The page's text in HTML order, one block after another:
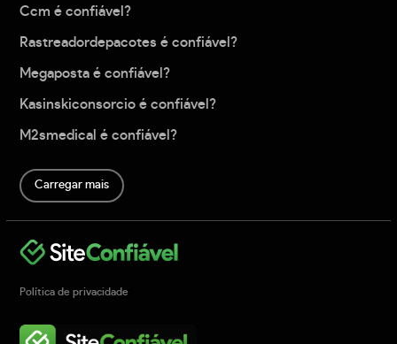
Ccm é confiável?
Rastreadordepacotes é confiável?
Megaposta é confiável?
Kasinskiconsorcio é confiável?
M2smedical é confiável?
Carregar mais
Política de privacidade